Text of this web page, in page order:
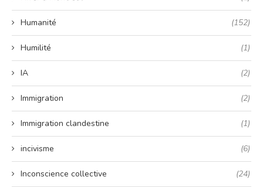
Humanité (152)
Humilité (1)
IA (2)
Immigration (2)
Immigration clandestine (1)
incivisme (6)
Inconscience collective (24)